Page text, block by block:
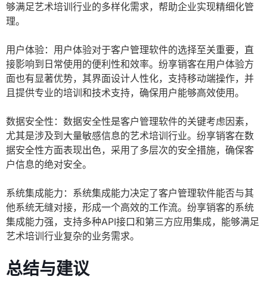
够满足艺术培训行业的多样化需求，帮助企业实现精细化管
理。
用户体验：用户体验对于客户管理软件的选择至关重要，直
接影响到日常使用的便利性和效率。纷享销客在用户体验方
面也有显著优势，其界面设计人性化，支持移动端操作，并
且提供专业的培训和技术支持，确保用户能够高效使用。
数据安全性：数据安全性是客户管理软件的关键考虑因素，
尤其是涉及到大量敏感信息的艺术培训行业。纷享销客在数
据安全性方面表现出色，采用了多层次的安全措施，确保客
户信息的绝对安全。
系统集成能力：系统集成能力决定了客户管理软件能否与其
他系统无缝对接，形成一个高效的工作流。纷享销客的系统
集成能力强，支持多种API接口和第三方应用集成，能够满足
艺术培训行业复杂的业务需求。
总结与建议